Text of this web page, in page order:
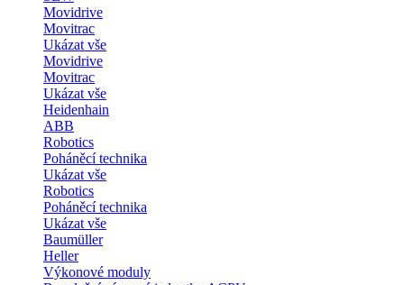
Movidrive
Movitrac
Ukázat vše
Movidrive
Movitrac
Ukázat vše
Heidenhain
ABB
Robotics
Poháněcí technika
Ukázat vše
Robotics
Poháněcí technika
Ukázat vše
Baumüller
Heller
Výkonové moduly